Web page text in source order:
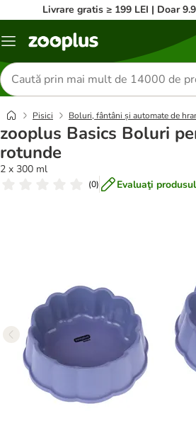
Livrare gratis ≥ 199 LEI | Doar
Categorii
Căutare
produse
Pisici Boluri, fântâni și automate de
zooplus Basics Boluri
rotunde
2 x 300 ml
(0) Evaluaţi produsul